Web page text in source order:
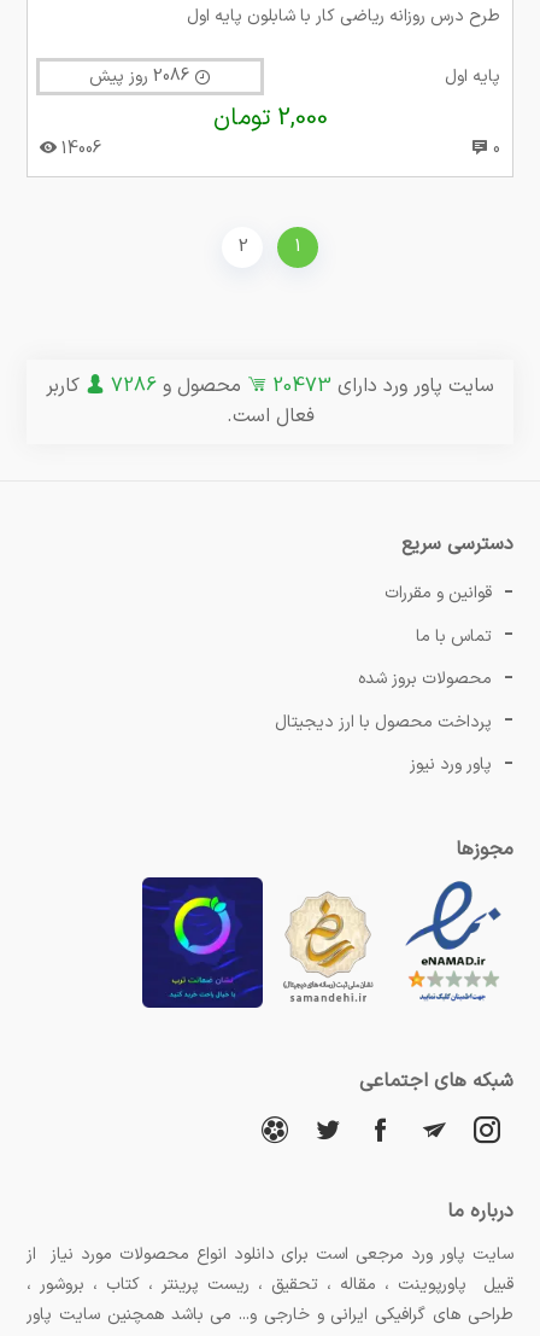
طرح درس روزانه ریاضی کار با شابلون پایه اول
پایه اول
2,000 تومان
0
14006
1
2
سایت پاور ورد دارای 20473 محصول و 7286
کاربر
فعال است.
دسترسی سریع
قوانین و مقررات
تماس با ما
محصولات بروز شده
پرداخت محصول با ارز دیجیتال
پاور ورد نیوز
مجوزها
شبکه های اجتماعی
درباره ما
سایت پاور ورد مرجعی است برای دانلود انواع محصولات مورد نیاز از
قبیل پاورپوینت ، مقاله ، تحقیق ، ریست پرینتر ، کتاب ، بروشور ،
طراحی های گرافیکی ایرانی و خارجی و... می باشد همچنین سایت پاور